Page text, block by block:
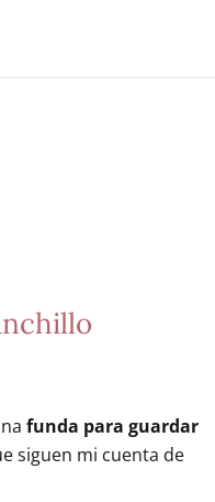
funda para guardar
siguen mi cuenta de